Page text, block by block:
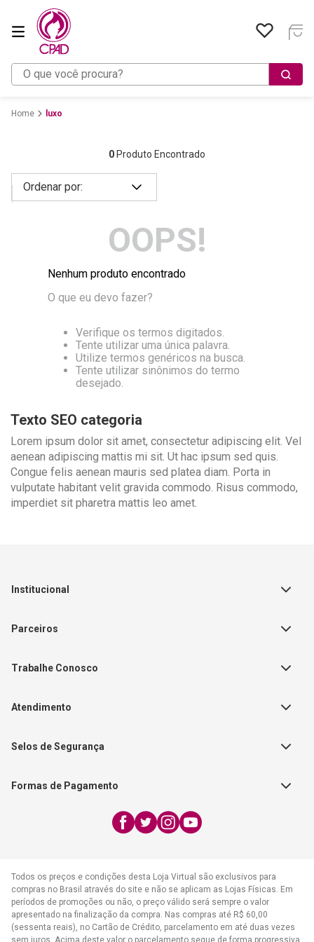
O que você procura?
luxo
0 Produto Encontrado
OOPS!
Nenhum produto encontrado
O que eu devo fazer?
Verifique os termos digitados.
Tente utilizar uma única palavra.
Utilize termos genéricos na busca.
Tente utilizar sinônimos do termo
desejado.
Texto SEO categoria
Lorem ipsum dolor sit amet, consectetur adipiscing elit. Vel
aenean adipiscing mattis mi sit. Ut hac ipsum sed quis.
Congue felis aenean mauris sed platea diam. Porta in
vulputate habitant velit gravida commodo. Risus commodo,
imperdiet sit pharetra mattis leo amet.
Institucional
Sobre a Empresa
Política de Vendas
Catálogos de Produtos
Parceiros
Teste Maeztra
Editorial Patmos
FAECAD
Trabalhe Conosco
Fale Conosco
Nossas Lojas
Atendimento
17:30h
WhatsApp:
atendimento@cpad.com.br
Selos de Segurança
Formas de Pagamento
Todos os preços e condições desta Loja Virtual são exclusivos para
compras no Brasil através do site e não se aplicam as Lojas Físicas. Em
períodos de promoções ou não, o preço válido será sempre o valor
apresentado na finalização da compra. Nas compras até R$ 60,00
(sessenta reais), no Cartão de Crédito, parcelamento em até duas vezes